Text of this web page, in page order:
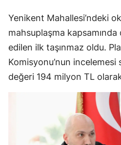
Yenikent Mahallesi’ndeki
mahsuplaşma
edilen ilk taşınmaz oldu.
Komisyonu’nun incelemesi
değeri 194 milyon TL